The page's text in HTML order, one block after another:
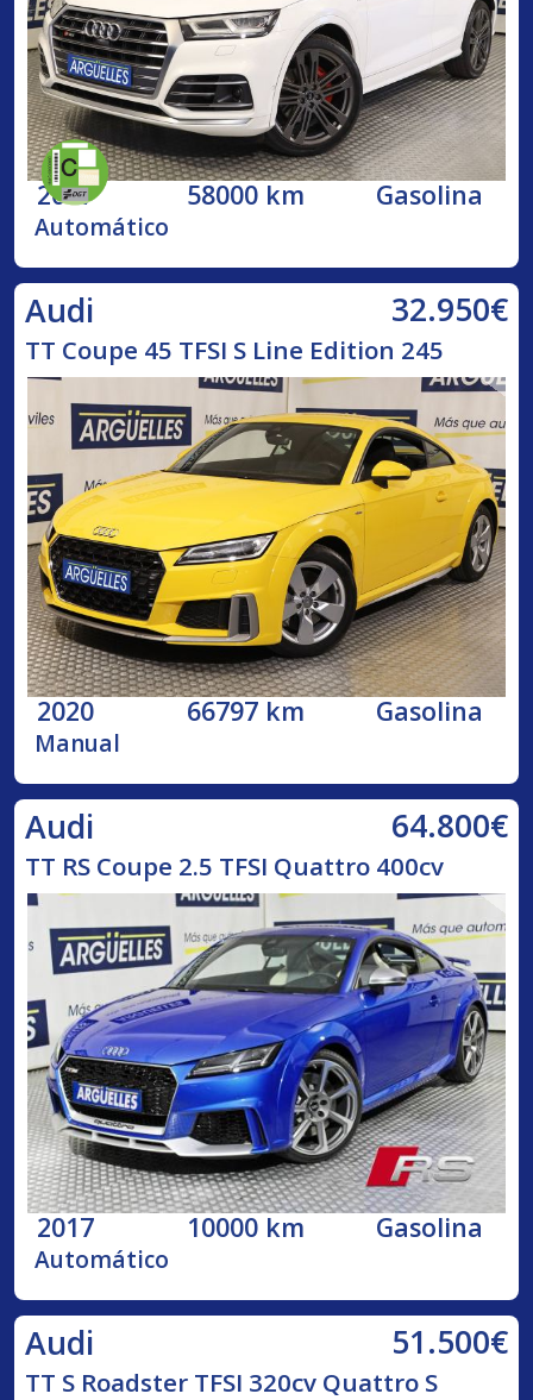
2017 58000 km Gasolina
Automático
Audi 32.950€
TT Coupe 45 TFSI S Line Edition 245
2020 66797 km Gasolina
Manual
Audi 64.800€
TT RS Coupe 2.5 TFSI Quattro 400cv
2017 10000 km Gasolina
Automático
Audi 51.500€
TT S Roadster TFSI 320cv Quattro S